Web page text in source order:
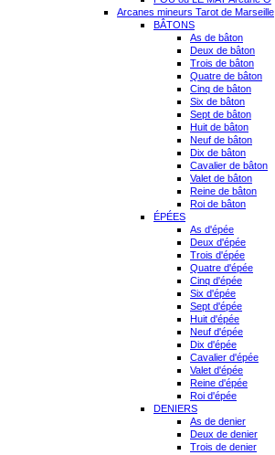
Arcanes mineurs Tarot de Marseille
BÂTONS
As de bâton
Deux de bâton
Trois de bâton
Quatre de bâton
Cinq de bâton
Six de bâton
Sept de bâton
Huit de bâton
Neuf de bâton
Dix de bâton
Cavalier de bâton
Valet de bâton
Reine de bâton
Roi de bâton
ÉPÉES
As d'épée
Deux d'épée
Trois d'épée
Quatre d'épée
Cinq d'épée
Six d'épée
Sept d'épée
Huit d'épée
Neuf d'épée
Dix d'épée
Cavalier d'épée
Valet d'épée
Reine d'épée
Roi d'épée
DENIERS
As de denier
Deux de denier
Trois de denier